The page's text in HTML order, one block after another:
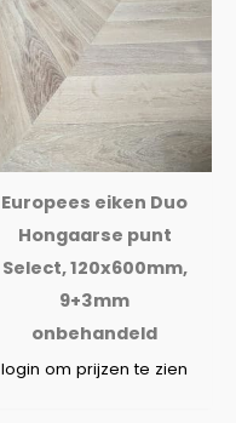
Europees eiken Duo
Hongaarse punt
Select, 120x600mm,
9+3mm
onbehandeld
login om prijzen te zien